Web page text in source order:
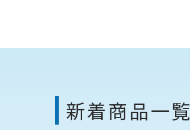
新着商品一覧